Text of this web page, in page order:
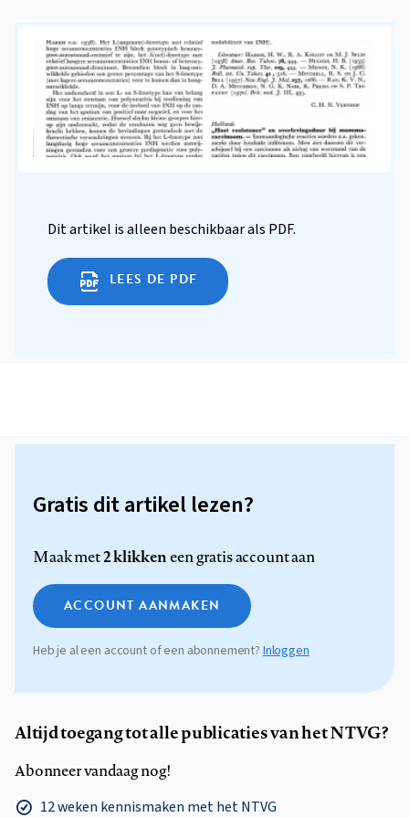
Dit artikel is alleen beschikbaar als PDF.
LEES DE PDF
Gratis dit artikel lezen?
Maak met2 klikkeneen gratis account aan
ACCOUNT AANMAKEN
Heb je al een account of een abonnement? Inloggen
Altijd toegang tot alle publicaties van het NTVG?
Abonneer vandaag nog!
12 weken kennismaken met het NTVG